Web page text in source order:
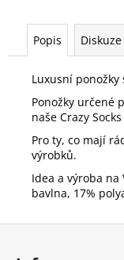
Popis Diskuze
Luxusní
Ponožky určené
naše Crazy
Pro ty, co mají
výrobků.
Idea a výroba na
bavlna, 17%
Z